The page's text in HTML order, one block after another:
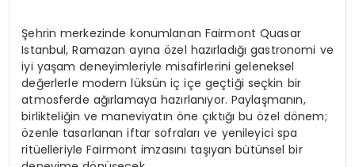
Şehrin merkezinde konumlanan Fairmont Quasar
Istanbul, Ramazan ayına özel hazırladığı gastronomi ve
iyi yaşam deneyimleriyle misafirlerini geleneksel
değerlerle modern lüksün iç içe geçtiği seçkin bir
atmosferde ağırlamaya hazırlanıyor. Paylaşmanın,
birlikteliğin ve maneviyatın öne çıktığı bu özel dönem;
özenle tasarlanan iftar sofraları ve yenileyici spa
ritüelleriyle Fairmont imzasını taşıyan bütünsel bir